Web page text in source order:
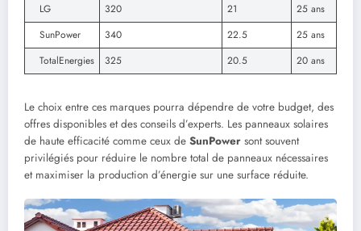
LG
320 21
25 ans
SunPower
340 22.5
25 ans
TotalEnergies
325 20.5 20 ans
Le choix entre ces marques pourra dépendre de votre budget, des
offres disponibles et des conseils d’experts. Les panneaux solaires
de haute efficacité comme ceux de SunPower sont souvent
privilégiés pour réduire le nombre total de panneaux nécessaires
et maximiser la production d’énergie sur une surface réduite.